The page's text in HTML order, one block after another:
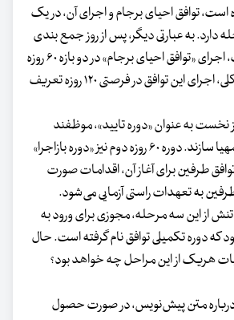
است، توافق احیای برجام و اجرای آن، در یک
دارد. به عبارتی دیگر، پس از روز جمع بندی
که همان روز توافق است، اجرای «توافق احیای برجام» در دو بازه ۶۰ روزه
کلید می‌خورد و به طور کلی، اجرای این توافق در فرصتی ۱۲۰ روزه تعریف
مذاکره در ۶۰ روز نخست به عنوان «دوره تایید»، موظفند
ترتیبات اجرایی توافق را مهیا سازند. دوره ۶۰ روزه دوم نیز «دوره بازاجرا»
طرفین برای آغاز آن، اقدامات صورت
به تعهدات راستی آزمایی می‌شود.
از این سه مرحله، مجوزی برای ورود به
که دوره تکمیلی توافق نام گرفته است. حال
هریک از این مراحل چه خواهد بود؟
درباره متن پیش‌‌‌نویس، در صورت حصول